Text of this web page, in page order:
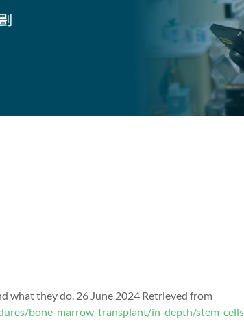
what they do. 26 June 2024 Retrieved from
bone-marrow-transplant/in-depth/stem-